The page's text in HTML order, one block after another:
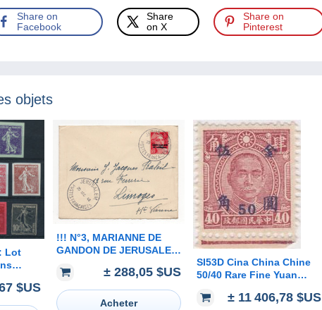
Share on
Facebook
Share
on X
Share on
Pinterest
objets
$US
!!! N°3, MARIANNE DE
GANDON DE JERUSALEM
FORMAT DE1948 POUR
LIMOGES. SUPERBE
± 288,05 $US
Acheter
SI53D Cina China Chine
50/40 Rare Fine Yuan
NO gum± 11 406,78 $US